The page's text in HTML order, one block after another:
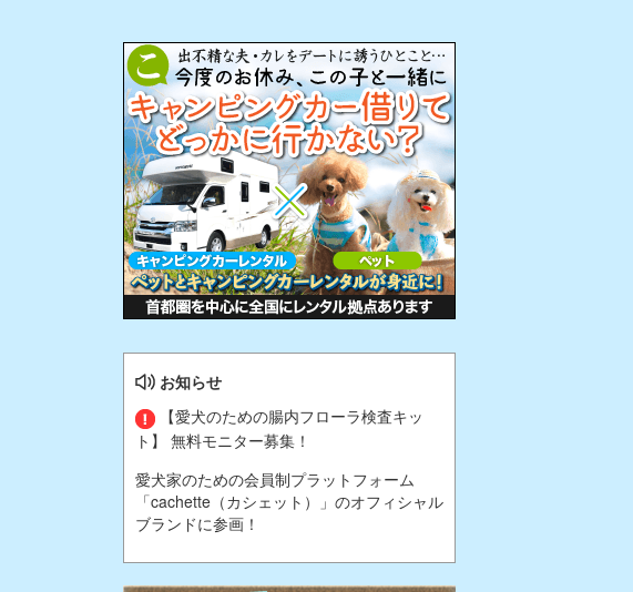
お知らせ
【愛犬のための腸内フローラ検査キッ
ト】 無料モニター募集！
愛犬家のための会員制プラットフォーム
「cachette（カシェット）」のオフィシャル
ブランドに参画！